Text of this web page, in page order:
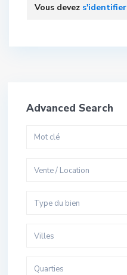
Vous devez s'identifier
Advanced Search
Vente / Location
Type du bien
Villes
Quarties